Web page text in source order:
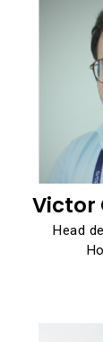
Victor
Head